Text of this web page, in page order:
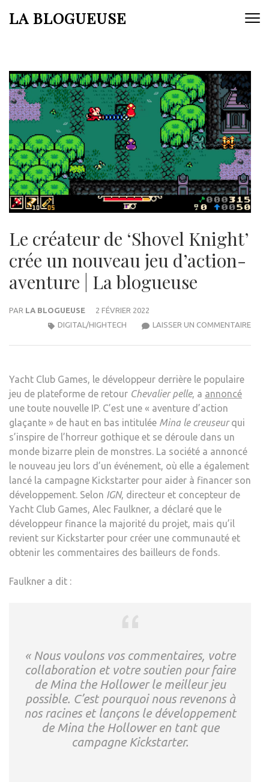
auLA BLOGUEUSE
Le créateur de ‘Shovel Knight’
crée un nouveau jeu d’action-
aventure | La blogueuse
PAR LA BLOGUEUSE
2 FÉVRIER 2022
LAISSER UN COMMENTAIRELE
DIGITAL/HIGHTECH
Yacht Club Games, le développeur derrière le populaire
jeu de plateforme de retour Chevalier pelle, a annoncé
une toute nouvelle IP. C’est une « aventure d’action
glaçante » de haut en bas intitulée Mina le creuseurqui
s’inspire de l’horreur gothique et se déroule dans un
monde bizarre plein de monstres. La société a annoncé
le nouveau jeu lors d’un événement, où elle a également
lancé la campagne Kickstarter pour aider à financer son
développement. Selon IGN, directeur et concepteur de
Yacht Club Games, Alec Faulkner, a déclaré que le
développeur finance la majorité du projet, mais qu’il
revient sur Kickstarter pour créer une communauté et
obtenir les commentaires des bailleurs de fonds.
Faulkner a dit :
« Nous voulons vos commentaires, votre
collaboration et votre soutien pour faire
de Mina the Hollower le meilleur jeu
possible. C’est pourquoi nous revenons à
nos racines et lançons le développement
de Mina the Hollower en tant que
campagne Kickstarter.